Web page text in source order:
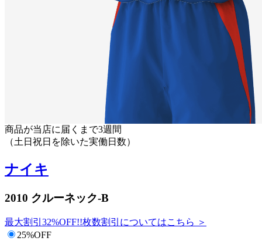
商品が当店に届くまで3週間
（土日祝日を除いた実働日数）
ナイキ
2010 クルーネック-B
最大割引32%OFF!!枚数割引についてはこちら ＞
25%OFF